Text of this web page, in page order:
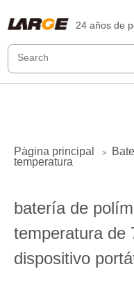
24 años de
Página principal >
temperatura
batería de
temperatura de
dispositivo